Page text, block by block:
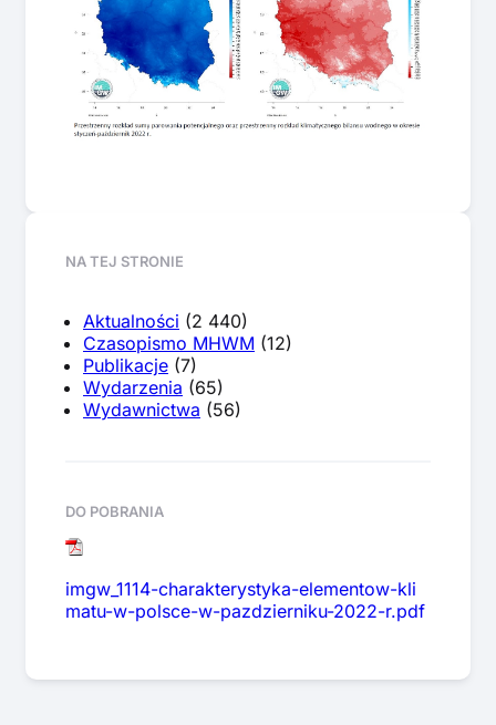
NA TEJ STRONIE
Aktualności (2 440)
Czasopismo MHWM (12)
Publikacje (7)
Wydarzenia (65)
Wydawnictwa (56)
DO POBRANIA
imgw_1114-charakterystyka-elementow-kli
matu-w-polsce-w-pazdzierniku-2022-r.pdf